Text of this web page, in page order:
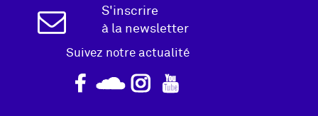
Inscription
Newsletter
S'inscrire
à la newsletter
Suivez notre actualité